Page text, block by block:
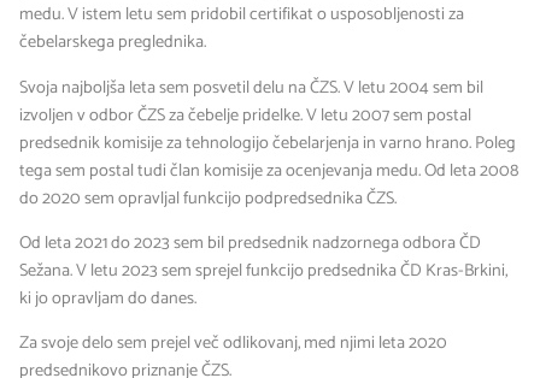
medu. V istem letu sem pridobil certifikat o usposobljenosti za
čebelarskega preglednika.
Svoja najboljša leta sem posvetil delu na ČZS. V letu 2004 sem bil
izvoljen v odbor ČZS za čebelje pridelke. V letu 2007 sem postal
predsednik komisije za tehnologijo čebelarjenja in varno hrano. Poleg
tega sem postal tudi član komisije za ocenjevanja medu. Od leta 2008
do 2020 sem opravljal funkcijo podpredsednika ČZS.
Od leta 2021 do 2023 sem bil predsednik nadzornega odbora ČD
Sežana. V letu 2023 sem sprejel funkcijo predsednika ČD Kras-Brkini,
ki jo opravljam do danes.
Za svoje delo sem prejel več odlikovanj, med njimi leta 2020
predsednikovo priznanje ČZS.